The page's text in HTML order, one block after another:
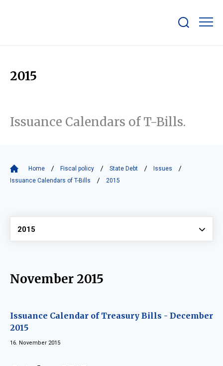
bar
2015
Issuance Calendars of T-Bills.
Home Fiscal policy State Debt
Issues
Issuance Calendars of T-Bills
2015
Vyberte
2015
November 2015
Issuance Calendar of Treasury Bills - December
2015
16. November 2015